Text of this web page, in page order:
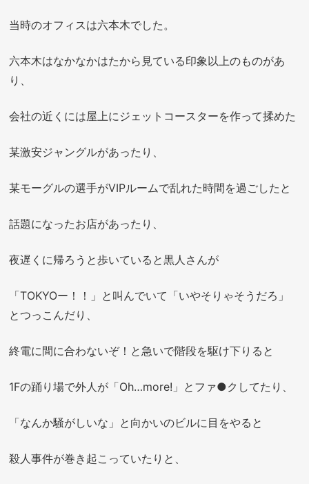
当時のオフィスは六本木でした。
六本木はなかなかはたから見ている印象以上のものがあ
り、
会社の近くには屋上にジェットコースターを作って揉めた
某激安ジャングルがあったり、
某モーグルの選手がVIPルームで乱れた時間を過ごしたと
話題になったお店があったり、
夜遅くに帰ろうと歩いていると黒人さんが
「TOKYOー！！」と叫んでいて「いやそりゃそうだろ」
とつっこんだり、
終電に間に合わないぞ！と急いで階段を駆け下りると
1Fの踊り場で外人が「Oh…more!」とファ●クしてたり、
「なんか騒がしいな」と向かいのビルに目をやると
殺人事件が巻き起こっていたりと、